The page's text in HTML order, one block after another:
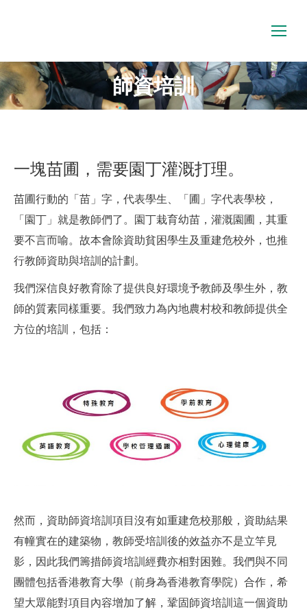
師資培訓
一塊苗圃，需要園丁灌溉打理。
苗圃行動的「苗」字，代表學生、「圃」字代表學校，
「園丁」就是教師們了。園丁栽育幼苗，灌溉園圃，其重
要不言而喻。故本會除資助貧困學生及重建危校外，也推
行教師資助與培訓的計劃。
我們深信良好教育除了提供良好環境予教師及學生外，教
師的質素同樣重要。我們致力為內地農村校和教師提供全
方位的培訓，包括：
然而，資助師資培訓項目沒有如重建危校那般，資助結果
有幢實在的建築物，教師受培訓後的效益亦不是立竿見
影，因此我們籌措師資培訓經費亦相對困難。我們與不同
團體包括香港教育大學（前身為香港教育學院）合作，希
望大眾能對項目內容增加了解，鞏固師資培訓這一個資助